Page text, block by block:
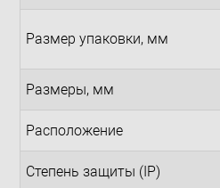
Размер упаковки, мм
Размеры, мм
Расположение
Степень защиты (IP)